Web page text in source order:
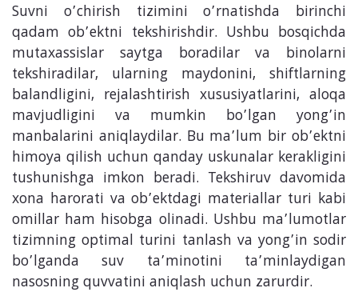
Suvni o’chirish tizimini o’rnatishda birinchi
qadam ob’ektni tekshirishdir. Ushbu bosqichda
mutaxassislar saytga boradilar va binolarni
tekshiradilar, ularning maydonini, shiftlarning
balandligini, rejalashtirish xususiyatlarini, aloqa
mavjudligini va mumkin bo’lgan yong’in
manbalarini aniqlaydilar. Bu ma’lum bir ob’ektni
himoya qilish uchun qanday uskunalar kerakligini
tushunishga imkon beradi. Tekshiruv davomida
xona harorati va ob’ektdagi materiallar turi kabi
omillar ham hisobga olinadi. Ushbu ma’lumotlar
tizimning optimal turini tanlash va yong’in sodir
bo’lganda suv ta’minotini ta’minlaydigan
nasosning quvvatini aniqlash uchun zarurdir.